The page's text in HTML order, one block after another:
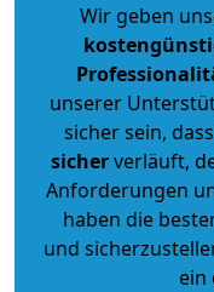
Wir geben
unserer
sicher sein,
sicherverläuft,
Anforderungen
haben die
und
ein